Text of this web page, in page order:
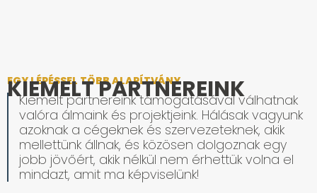
EGY LÉPÉSSEL TÖBB ALAPÍTVÁNY
KIEMELT PARTNEREINK
Kiemelt partnereink támogatásával válhatnak
valóra álmaink és projektjeink. Hálásak vagyunk
azoknak a cégeknek és szervezeteknek, akik
mellettünk állnak, és közösen dolgoznak egy
jobb jövőért, akik nélkül nem érhettük volna el
mindazt, amit ma képviselünk!